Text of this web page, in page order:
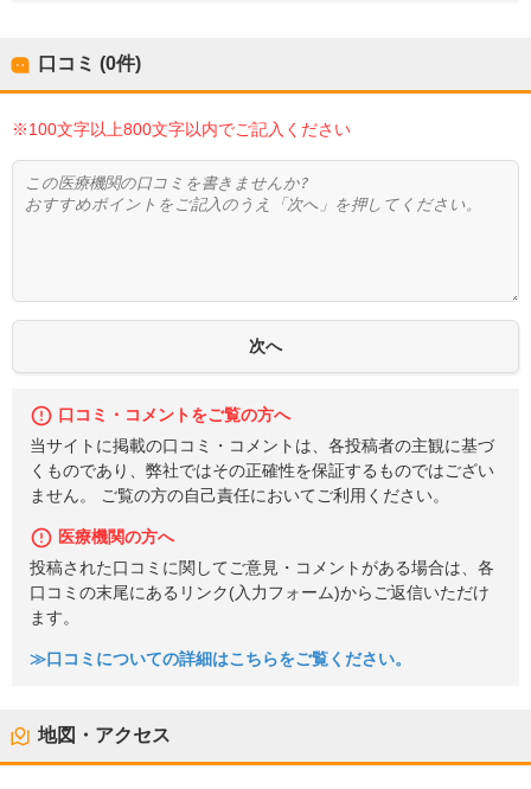
口コミ (0件)
※100文字以上800文字以内でご記入ください
口コミ・コメントをご覧の方へ
当サイトに掲載の口コミ・コメントは、各投稿者の主観に基づ
くものであり、弊社ではその正確性を保証するものではござい
ません。 ご覧の方の自己責任においてご利用ください。
医療機関の方へ
投稿された口コミに関してご意見・コメントがある場合は、各
口コミの末尾にあるリンク(入力フォーム)からご返信いただけ
ます。
≫口コミについての詳細はこちらをご覧ください。
地図・アクセス